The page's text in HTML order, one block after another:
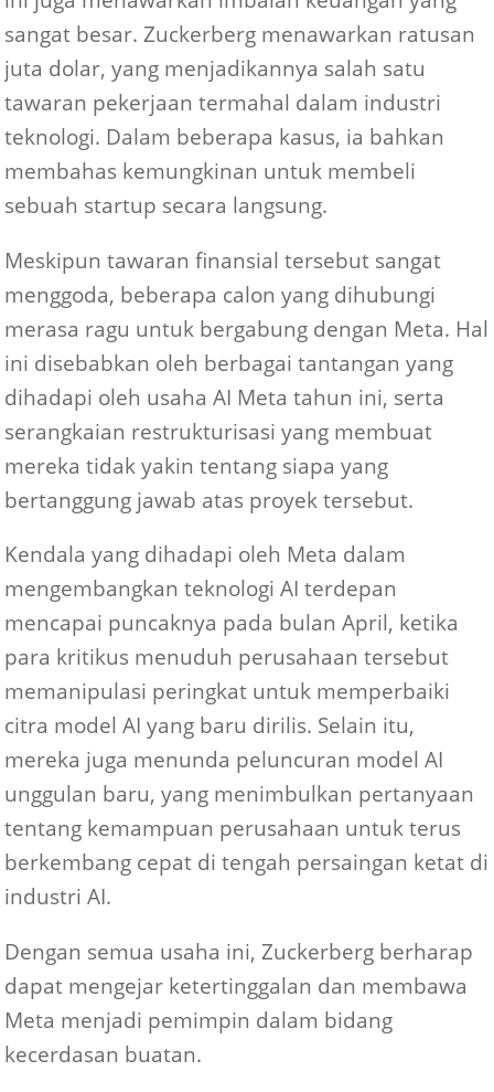
sangat besar. Zuckerberg menawarkan ratusan
juta dolar, yang menjadikannya salah satu
tawaran pekerjaan termahal dalam industri
teknologi. Dalam beberapa kasus, ia bahkan
membahas kemungkinan untuk membeli
sebuah startup secara langsung.
Meskipun tawaran finansial tersebut sangat
menggoda, beberapa calon yang dihubungi
merasa ragu untuk bergabung dengan Meta. Hal
ini disebabkan oleh berbagai tantangan yang
dihadapi oleh usaha AI Meta tahun ini, serta
serangkaian restrukturisasi yang membuat
mereka tidak yakin tentang siapa yang
bertanggung jawab atas proyek tersebut.
Kendala yang dihadapi oleh Meta dalam
mengembangkan teknologi AI terdepan
mencapai puncaknya pada bulan April, ketika
para kritikus menuduh perusahaan tersebut
memanipulasi peringkat untuk memperbaiki
citra model AI yang baru dirilis. Selain itu,
mereka juga menunda peluncuran model AI
unggulan baru, yang menimbulkan pertanyaan
tentang kemampuan perusahaan untuk terus
berkembang cepat di tengah persaingan ketat di
industri AI.
Dengan semua usaha ini, Zuckerberg berharap
dapat mengejar ketertinggalan dan membawa
Meta menjadi pemimpin dalam bidang
kecerdasan buatan.